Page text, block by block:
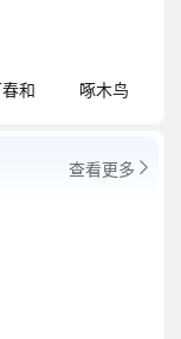
和 啄木鸟
查看更多 